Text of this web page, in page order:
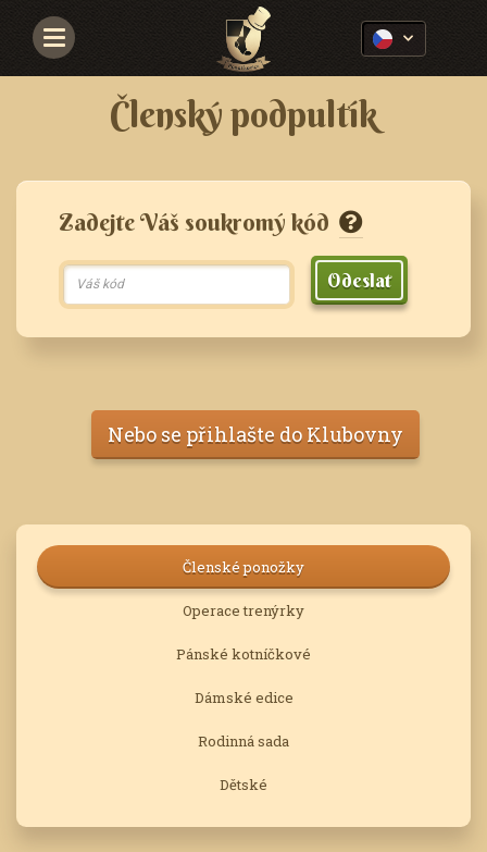
Navigace
Členský podpultík
Zadejte Váš soukromý kód
Odeslat
Nebo se přihlašte do Klubovny
Členské ponožky
Operace trenýrky
Pánské kotníčkové
Dámské edice
Rodinná sada
Dětské